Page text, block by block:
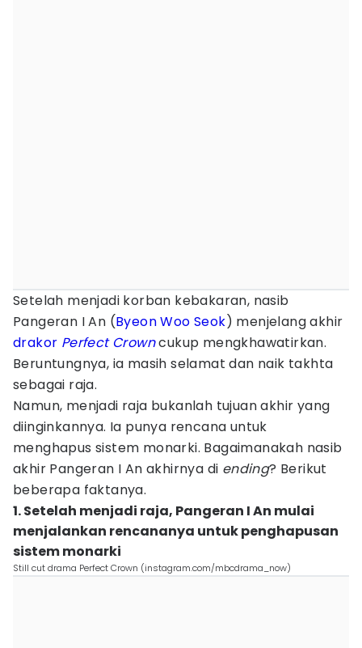
Setelah menjadi korban kebakaran, nasib
Pangeran I An (Byeon Woo Seok) menjelang akhir
drakor Perfect Crowncukup mengkhawatirkan.
Beruntungnya, ia masih selamat dan naik takhta
sebagai raja.
Namun, menjadi raja bukanlah tujuan akhir yang
diinginkannya. Ia punya rencana untuk
menghapus sistem monarki. Bagaimanakah nasib
akhir Pangeran I An akhirnya di ending? Berikut
beberapa faktanya.
1. Setelah menjadi raja, Pangeran I An mulai
menjalankan rencananya untuk penghapusan
sistem monarki
Still cut drama Perfect Crown (instagram.com/mbcdrama_now)